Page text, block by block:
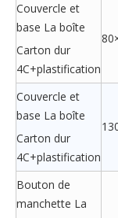
Couvercle et
base La boîte
Carton dur
4C+plastification
Couvercle et
base La boîte
Carton dur
4C+plastification
Bouton de
manchette La